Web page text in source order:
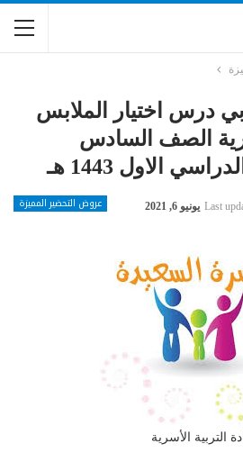
درس اختيار الملابس
الصف السادس
الاول 1443 هـ
عروض التحضير المميزة Last يونيو 6, 2021
التربية الأسرية